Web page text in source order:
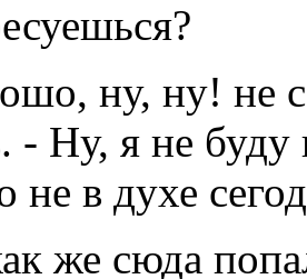
ну, ну! не
- Ну, я не
не в духе
же сюда